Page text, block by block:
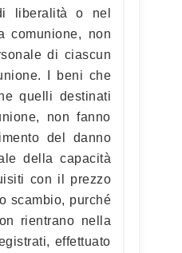
liberalità o nel
comunione, non
di ciascun
I beni che
quelli destinati
non fanno
del danno
della capacità
con il prezzo
scambio, purché
rientrano nella
effettuato